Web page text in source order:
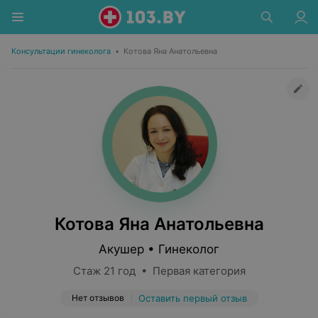
Консультации гинеколога • Котова Яна Анатольевна
Котова Яна Анатольевна
Акушер • Гинеколог
Стаж 21 год • Первая категория
Нет отзывов Оставить первый отзыв